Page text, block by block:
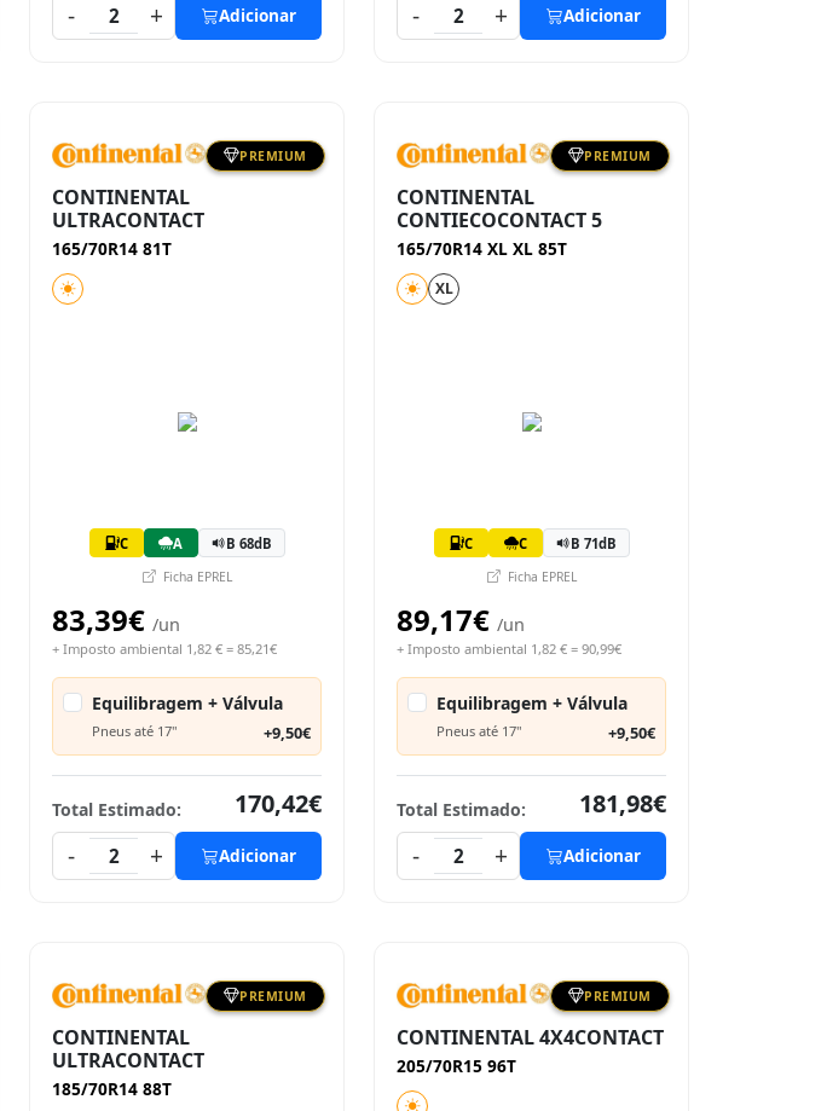
-
2 + Adicionar
-
2 + Adicionar
PREMIUM
CONTINENTAL
ULTRACONTACT
165/70R14 81T
C A B 68dB
Ficha EPREL
83,39€ /un
+ Imposto ambiental 1,82 € = 85,21€
Equilibragem + Válvula
Pneus até 17" +9,50€
Total Estimado:
170,42€
-
2 + Adicionar
PREMIUM
CONTINENTAL
CONTIECOCONTACT 5
165/70R14 XL XL 85T
XL
C C B 71dB
Ficha EPREL
89,17€ /un
+ Imposto ambiental 1,82 € = 90,99€
Equilibragem + Válvula
Pneus até 17" +9,50€
Total Estimado:
181,98€
-
2 + Adicionar
PREMIUM
CONTINENTAL
ULTRACONTACT
185/70R14 88T
PREMIUM
CONTINENTAL 4X4CONTACT
205/70R15 96T